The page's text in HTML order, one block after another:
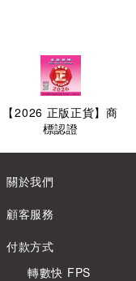
【2026 正版正貨】商
標認證
關於我們
顧客服務
付款方式
轉數快 FPS